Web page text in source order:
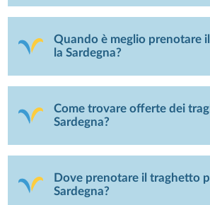
Quando è meglio prenotare
la Sardegna?
Come trovare offerte dei
Sardegna?
Dove prenotare il traghetto
Sardegna?